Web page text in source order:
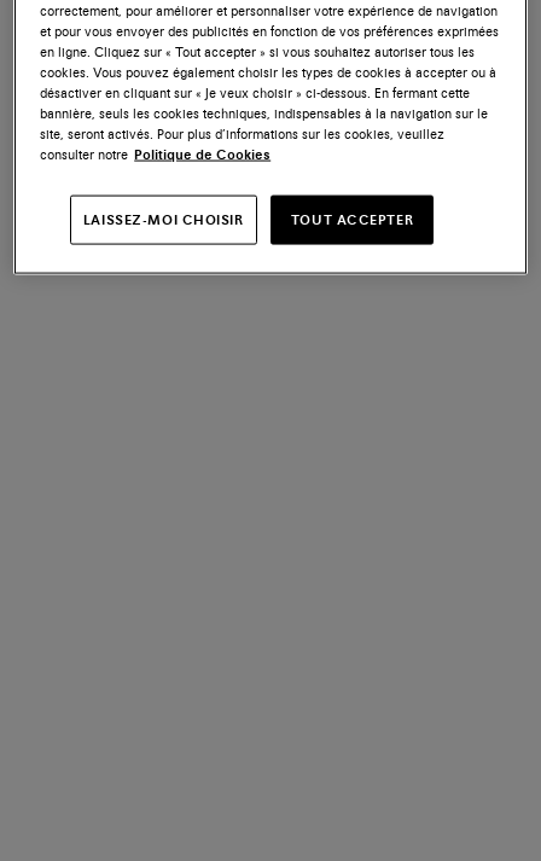
correctement, pour améliorer et personnaliser votre expérience de navigation
et pour vous envoyer des publicités en fonction de vos préférences exprimées
en ligne. Cliquez sur « Tout accepter » si vous souhaitez autoriser tous les
cookies. Vous pouvez également choisir les types de cookies à accepter ou à
désactiver en cliquant sur « Je veux choisir » ci-dessous. En fermant cette
bannière, seuls les cookies techniques, indispensables à la navigation sur le
site, seront activés. Pour plus d’informations sur les cookies, veuillez
consulter notre Politique de Cookies
LAISSEZ-MOI CHOISIR TOUT ACCEPTER